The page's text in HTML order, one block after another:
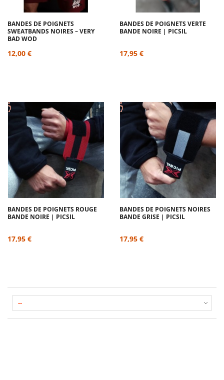
BANDES DE POIGNETS
SWEATBANDS NOIRES – VERY
BAD WOD
12,00 €
BANDES DE POIGNETS VERTE
BANDE NOIRE | PICSIL
17,95 €
BANDES DE POIGNETS ROUGE
BANDE NOIRE | PICSIL
17,95 €
BANDES DE POIGNETS NOIRES
BANDE GRISE | PICSIL
17,95 €